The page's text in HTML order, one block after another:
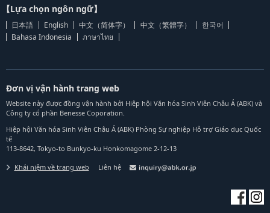
【Lựa chọn ngôn ngữ】
日本語 English 中文（简体字） 中文（繁體字）
한국어
Bahasa Indonesia
ภาษาไทย
Đơn vị vận hành trang web
Website này được đồng vận hành bởi Hiệp hội Văn hóa Sinh Viên Châu Á (ABK) và
Công ty cổ phần Benesse Coporation.
Hiệp hội Văn hóa Sinh Viên Châu Á (ABK) Phòng Sự nghiệp Hỗ trợ Giáo dục Quốc
tế
113-8642, Tokyo-to Bunkyo-ku Honkomagome 2-12-13
Khái niệm về trang web Liên hệ